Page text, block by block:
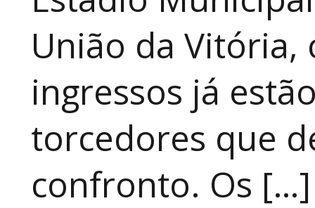
União da Vitória,
ingressos já
torcedores que
confronto. Os […]